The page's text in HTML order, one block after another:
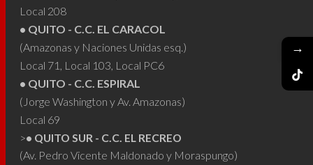
Local 208
• QUITO - C.C. EL CARACOL
(Amazonas y Naciones Unidas esq.)
Local 71, Local 103, Local PC6
• QUITO - C.C. ESPIRAL
(Jorge Washington y Av. Amazonas)
Local 69
>• QUITO SUR - C.C. EL RECREO
(Av. Pedro Vicente Maldonado y Moraspungo)
→